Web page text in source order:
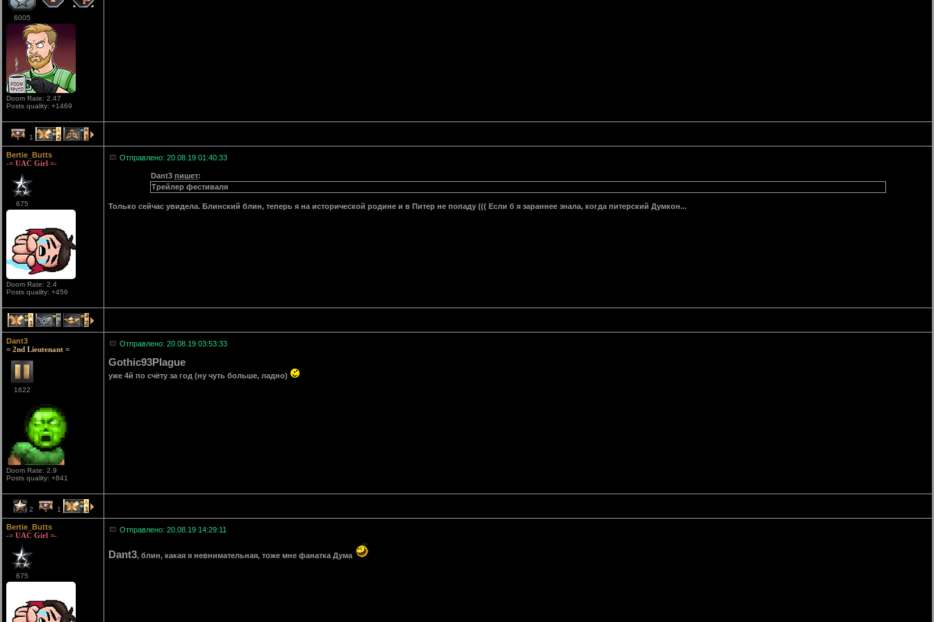
6005
Doom Rate: 2.47
Posts quality: +1469
1 2 1
Bertie_Butts
-= UAC Girl =-
675
Doom Rate: 2.4
Posts quality: +456
Отправлено: 20.08.19 01:40:33
Dant3 пишет:
Трейлер фестиваля
Только сейчас увидела. Блинский блин, теперь я на исторической родине и в Питер не попаду ((( Если б я зараннее знала, когда питерский Думкон...
1 3 2
Dant3
= 2nd Lieutenant =
1622
Doom Rate: 2.9
Posts quality: +841
Отправлено: 20.08.19 03:53:33
Gothic93Plague
уже 4й по счёту за год (ну чуть больше, ладно)
2 1 1
Bertie_Butts
-= UAC Girl =-
675
Отправлено: 20.08.19 14:29:11
Dant3, блин, какая я невнимательная, тоже мне фанатка Дума